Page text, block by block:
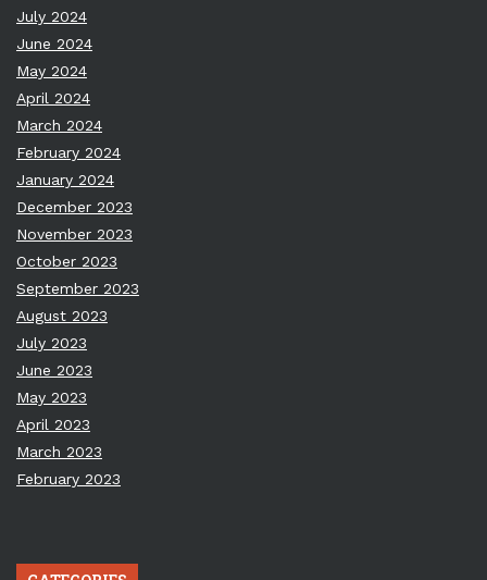
July 2024
June 2024
May 2024
April 2024
March 2024
February 2024
January 2024
December 2023
November 2023
October 2023
September 2023
August 2023
July 2023
June 2023
May 2023
April 2023
March 2023
February 2023